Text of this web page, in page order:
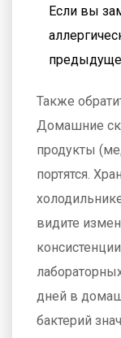
Если вы
Также
Домашние
продукты
портятся.
видите
дней в
бактерий